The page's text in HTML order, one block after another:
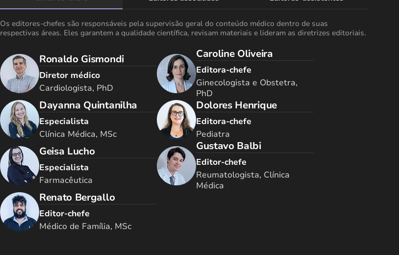
Os editores-chefes são responsáveis pela supervisão geral do conteúdo médico dentro de suas
respectivas áreas. Eles garantem a qualidade científica, revisam materiais e lideram as diretrizes editoriais.
Ronaldo Gismondi
Diretor médico
Cardiologista, PhD
Caroline Oliveira
Editora-chefe
Ginecologista e Obstetra,
PhD
Dayanna Quintanilha
Especialista
Clínica Médica, MSc
Dolores Henrique
Editora-chefe
Pediatra
Geisa Lucho
Especialista
Farmacêutica
Gustavo Balbi
Editor-chefe
Reumatologista, Clínica
Médica
Renato Bergallo
Editor-chefe
Médico de Família, MSc